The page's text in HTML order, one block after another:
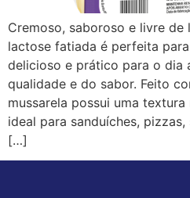
Cremoso, saboroso e livre de
lactose fatiada é perfeita
delicioso e prático para o dia
qualidade e do sabor. Feito
mussarela possui uma
ideal para sanduíches,
[…]